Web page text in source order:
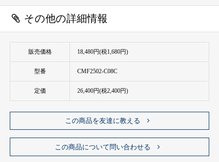
その他の詳細情報
販売価格 18,480円(税1,680円)
型番 CMF2502-C08C
定価 26,400円(税2,400円)
この商品を友達に教える
この商品について問い合わせる